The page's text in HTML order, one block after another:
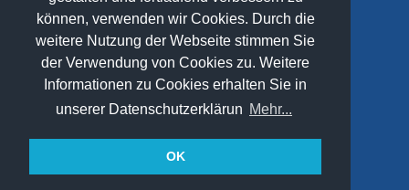
können, verwenden wir Cookies. Durch die
weitere Nutzung der Webseite stimmen Sie
der Verwendung von Cookies zu. Weitere
Informationen zu Cookies erhalten Sie in
unserer Datenschutzerklärun Mehr...
OK
Vogelsbergkreis
SOCIAL